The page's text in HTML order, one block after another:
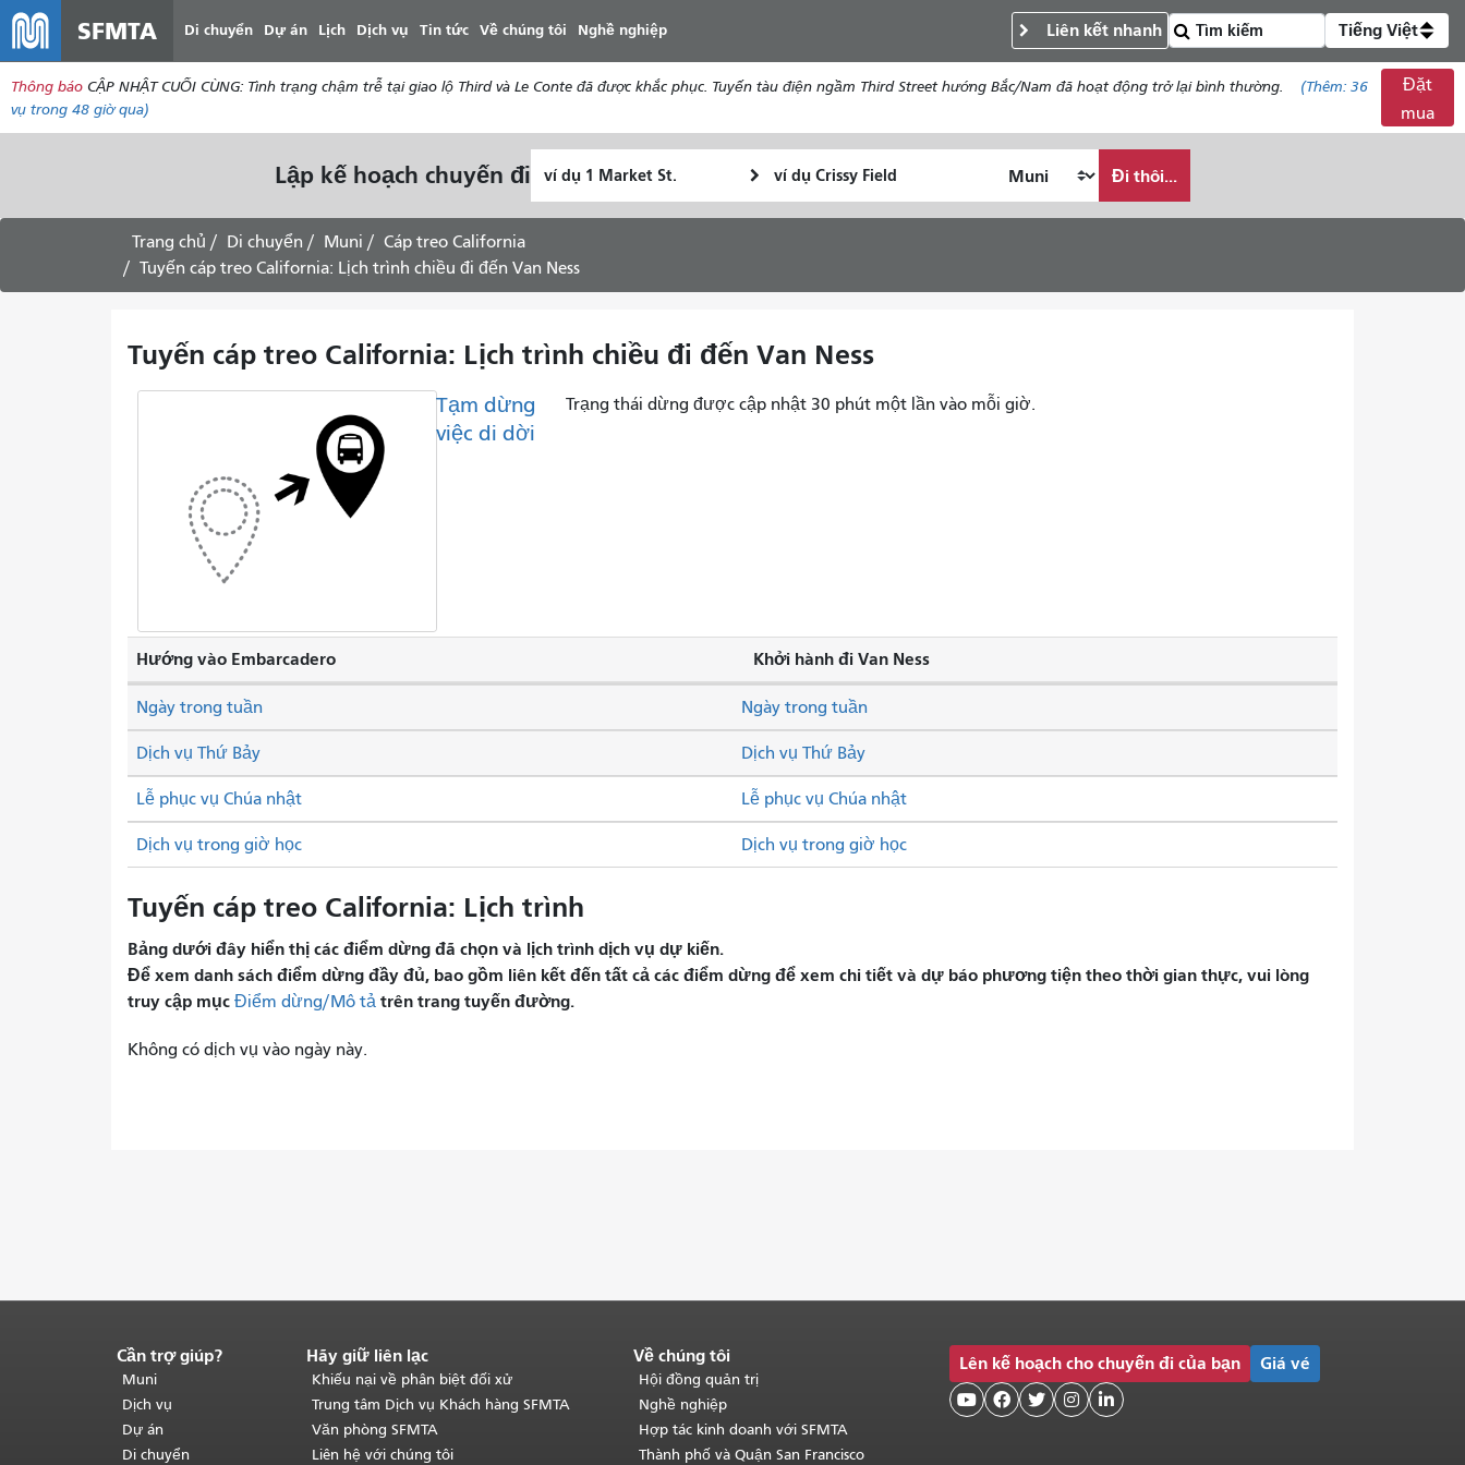
dung
SFMTA Di chuyển Dự án Lịch Dịch vụ Tin tức Về chúng tôi Nghề nghiệp Liên kết nhanh Tiếng Việt
Thông báo CẬP NHẬT CUỐI CÙNG: Tình trạng chậm trễ tại giao lộ Third và Le Conte đã được khắc phục. Tuyến tàu điện ngầm Third Street hướng Bắc/Nam đã hoạt động trở lại bình thường. (Thêm: 36
vụ trong 48 giờ qua)
Đặt
mua
Lập kế hoạch chuyến đi
bắt
kết
muốn
lịch
thế
Đi thôi...
Trang chủ Di chuyển Muni
Cáp treo California
Tuyến cáp treo California: Lịch trình chiều đi đến Van Ness
Tuyến cáp treo California: Lịch trình chiều đi đến Van Ness
Tạm dừng
việc di dời
Trạng thái dừng được cập nhật 30 phút một lần vào mỗi giờ.
Hướng vào Embarcadero Khởi hành đi Van Ness
Dịch vụ Thứ Bảy Dịch vụ Thứ Bảy
Lễ phục vụ Chúa nhật Lễ phục vụ Chúa nhật
Ngày trong tuần Ngày trong tuần
Dịch vụ trong giờ học Dịch vụ trong giờ học
Tuyến cáp treo California: Lịch trình
Bảng dưới đây hiển thị các điểm dừng đã chọn và lịch trình dịch vụ dự kiến.
Để xem danh sách điểm dừng đầy đủ, bao gồm liên kết đến tất cả các điểm dừng để xem chi tiết và dự báo phương tiện theo thời gian thực, vui lòng
truy cập mục Điểm dừng/Mô tả trên trang tuyến đường.
Không có dịch vụ vào ngày này.
Kết
thúc
nội
dung
trang.Phần
Cần trợ giúp?
Muni
Dịch vụ
Dự án
Di chuyển
Hãy giữ liên lạc
Khiếu nại về phân biệt đối xử
Trung tâm Dịch vụ Khách hàng SFMTA
Văn phòng SFMTA
Liên hệ với chúng tôi
Về chúng tôi
Hội đồng quản trị
Nghề nghiệp
Hợp tác kinh doanh với SFMTA
Thành phố và Quận San Francisco
Lên kế hoạch cho chuyến đi của bạn Giá vé
    